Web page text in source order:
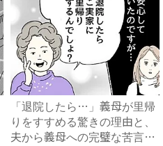
「退院したら…」義母が里帰
りをすすめる驚きの理由と、
夫から義母への完璧な苦言